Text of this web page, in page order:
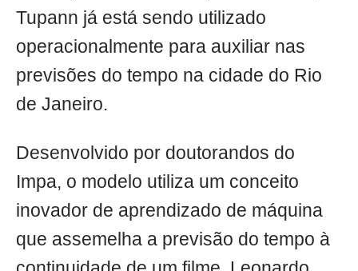
Tupann já está sendo utilizado
operacionalmente para auxiliar nas
previsões do tempo na cidade do Rio
de Janeiro.
Desenvolvido por doutorandos do
Impa, o modelo utiliza um conceito
inovador de aprendizado de máquina
que assemelha a previsão do tempo à